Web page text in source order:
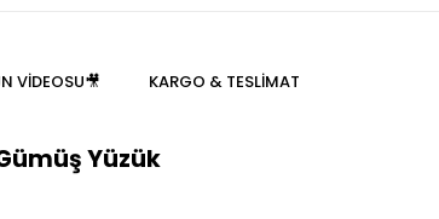
VIDEOSU🎥 KARGO & TESLIMAT
Yüzük